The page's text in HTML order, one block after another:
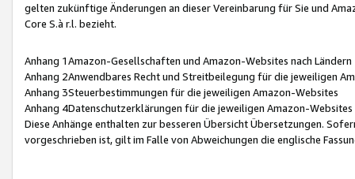
gelten zukünftige Änderungen an dieser Vereinbarung für Sie und
Core S.à r.l. bezieht.
Anhang 1Amazon-Gesellschaften und Amazon-Websites nach Ländern
Anhang 2Anwendbares Recht und Streitbeilegung für die jeweiligen
Anhang 3Steuerbestimmungen für die jeweiligen Amazon-Websites
Anhang 4Datenschutzerklärungen für die jeweiligen Amazon-Websites
Diese Anhänge enthalten zur besseren Übersicht Übersetzungen.
vorgeschrieben ist, gilt im Falle von Abweichungen die englische